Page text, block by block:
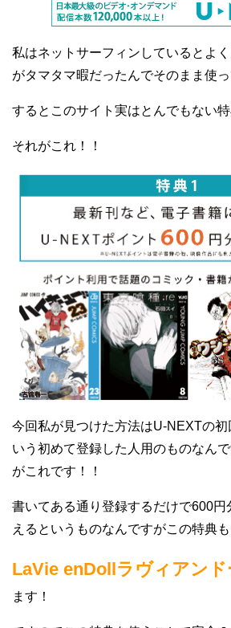
私はネットサーフィンしているとよ
がタマタマ暇だったんでそのまま使っ
するとこのサイト実はとんでもない
それがこれ！！
今回私が見つけた方法はU-NEXTの初
いう初めて登録した人用のものなん
がこれです！！
書いてある通り登録するだけで600円
えるというものなんですがこの特典
LaVie enDollラヴィアンド
ます！